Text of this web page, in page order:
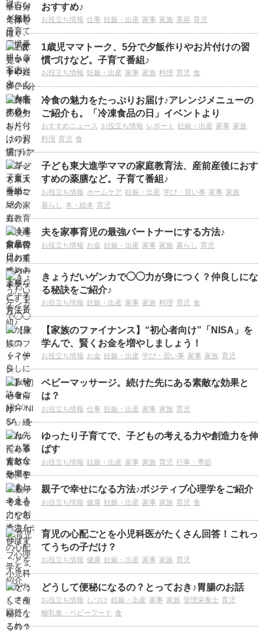
おすすめ♪
お役立ち情報 仕事 妊娠・出産 家事 家族 美容 育児
1歳児ママトーク、5分で夕飯作りやお片付けの習
慣づけなど。子育て番組♪
お役立ち情報 妊娠・出産 家事 家族 料理 育児 食
冷食の魅力をたっぷりお届け♪アレンジメニューの
ご紹介も。「冷凍食品の日」イベントより
おすすめニュース お役立ち情報 レポート 妊娠・出産 家事 家族
料理 育児 食
子ども東大進学ママの家庭教育法、産前産後におす
すめの薬膳など。子育て番組♪
お役立ち情報 ホームケア 妊娠・出産 学び・習い事 家事 家族
暮らし 本・絵本 育児
夫を家事育児の最強パートナーにする方法♪
お役立ち情報 お金 妊娠・出産 家事 家族 暮らし 育児
きょうだいゲンカで◯◯力が身につく？仲良しにな
る秘訣をご紹介♪
お役立ち情報 妊娠・出産 家事 家族 料理 育児 食
【家族のファイナンス】“初心者向け”「NISA」を
学んで、賢くお金を増やしましょう！
お役立ち情報 お金 妊娠・出産 学び・習い事 家事 家族 育児
ベビーマッサージ。続けた先にある素敵な効果と
は？
お役立ち情報 仕事 妊娠・出産 家事 家族 育児
ゆったり子育てで、子どもの考える力や創造力を伸
ばす
お役立ち情報 妊娠・出産 家事 家族 育児 行事・季節
親子で幸せになる方法♪ポジティブ心理学をご紹介
お役立ち情報 健康 妊娠・出産 家事 家族 育児 食
育児の心配ごとを小児科医がたくさん回答！これっ
てうちの子だけ？
お役立ち情報 健康 妊娠・出産 家事 家族 育児
どうして便秘になるの？とっておき♪胃腸のお話
お役立ち情報 しつけ 妊娠・出産 家事 家族 管理栄養士 育児
離乳食・ベビーフード 食